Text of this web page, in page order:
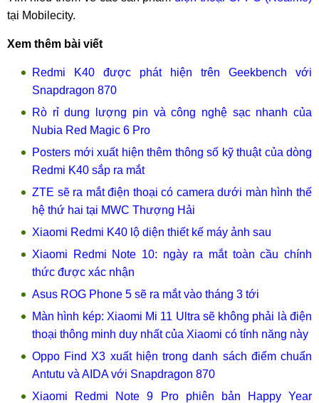
tại Mobilecity.
Xem thêm bài viết
Redmi K40 được phát hiện trên Geekbench với
Snapdragon 870
Rò rỉ dung lượng pin và công nghệ sạc nhanh của
Nubia Red Magic 6 Pro
Posters mới xuất hiện thêm thông số kỹ thuật của dòng
Redmi K40 sắp ra mắt
ZTE sẽ ra mắt điện thoại có camera dưới màn hình thế
hệ thứ hai tại MWC Thượng Hải
Xiaomi Redmi K40 lộ diện thiết kế máy ảnh sau
Xiaomi Redmi Note 10: ngày ra mắt toàn cầu chính
thức được xác nhận
Asus ROG Phone 5 sẽ ra mắt vào tháng 3 tới
Màn hình kép: Xiaomi Mi 11 Ultra sẽ không phải là điện
thoại thông minh duy nhất của Xiaomi có tính năng này
Oppo Find X3 xuất hiện trong danh sách điểm chuẩn
Antutu và AIDA với Snapdragon 870
Xiaomi Redmi Note 9 Pro phiên bản Happy Year